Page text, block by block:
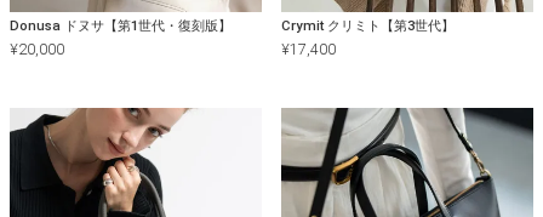
Donusa ドヌサ【第1世代・復刻版】
¥20,000
Crymit クリミト【第3世代】
¥17,400